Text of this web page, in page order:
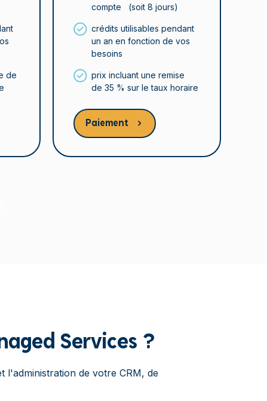
de
compte (soit 8 jours)
crédits utilisables pendant
un an en fonction de vos
besoins
prix incluant une remise
de 35 % sur le taux horaire
Paiement
Services ?
l'administration de votre CRM, de